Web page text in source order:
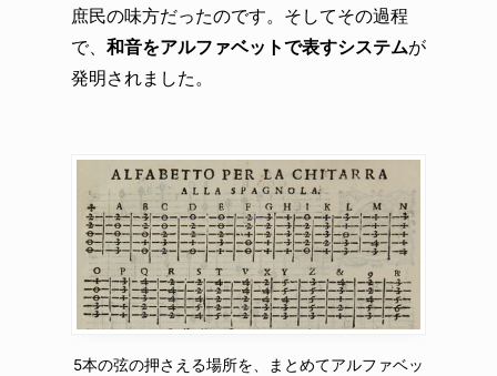
庶民の味方だったのです。そしてその過程
で、 和音をアルファベットで表すシステムが
発明されました。
5本の弦の押さえる場所を、まとめてアルファベッ